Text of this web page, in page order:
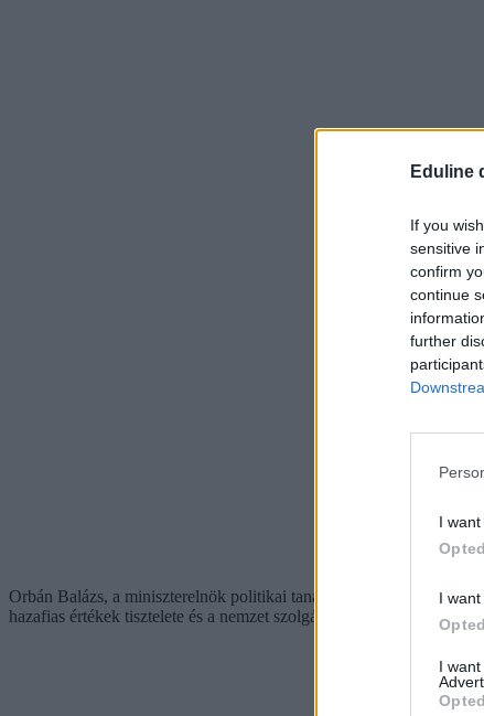
Eduline
If you
sensitive
confirm
continue
further
I
I
I
Orbán Balázs, a miniszterelnök politikai tanácsadója a közösségi
hazafias értékek tisztelete és a nemzet szolgálata!"